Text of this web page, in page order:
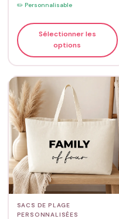
✏️ Personnalisable
Sélectionner les
options
SACS DE PLAGE
PERSONNALISÉES